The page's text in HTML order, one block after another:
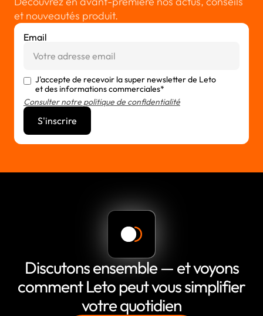
et nouveautés produit.
Email
J'accepte de recevoir la super newsletter de Leto
et des informations commerciales*
Consulter notre politique de confidentialité
Discutons ensemble — et voyons
comment Leto peut vous simplifier
votre quotidien